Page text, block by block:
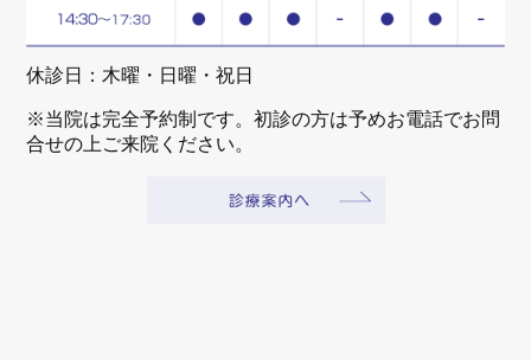
休診日：木曜・日曜・祝日
※当院は完全予約制です。初診の方は予めお電話でお問
合せの上ご来院ください。